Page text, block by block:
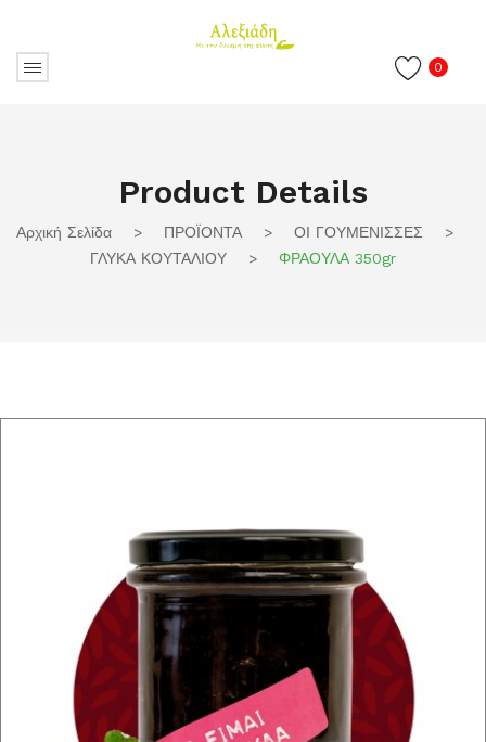
0
Product Details
Αρχική Σελίδα > ΠΡΟΪΟΝΤΑ > ΟΙ ΓΟΥΜΕΝΙΣΣΕΣ
>
ΓΛΥΚΑ ΚΟΥΤΑΛΙΟΥ
> ΦΡΑΟΥΛΑ 350gr